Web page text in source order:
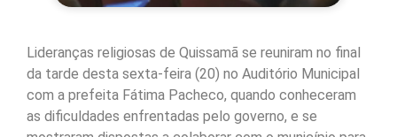
Lideranças religiosas de Quissamã se reuniram no final
da tarde desta sexta-feira (20) no Auditório Municipal
com a prefeita Fátima Pacheco, quando conheceram
as dificuldades enfrentadas pelo governo, e se